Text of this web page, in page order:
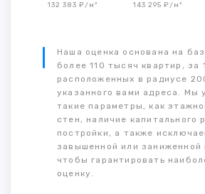
132 383 ₽/м² 143 295 ₽/м²
Наша оценка основана на
более 110 тысяч квартир, за
расположенных в радиусе
указанного вами адреса. Мы
такие параметры, как
стен, наличие капитального
постройки, а также
завышенной или заниженной
чтобы гарантировать
оценку.